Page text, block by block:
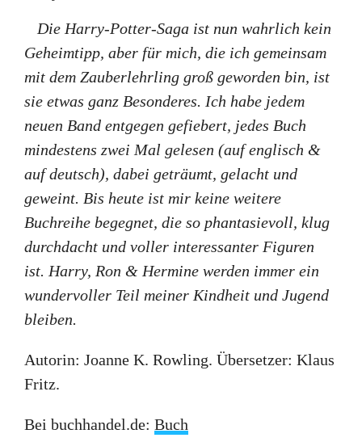
Die Harry-Potter-Saga ist nun wahrlich kein
Geheimtipp, aber für mich, die ich gemeinsam
mit dem Zauberlehrling groß geworden bin, ist
sie etwas ganz Besonderes. Ich habe jedem
neuen Band entgegen gefiebert, jedes Buch
mindestens zwei Mal gelesen (auf englisch &
auf deutsch), dabei geträumt, gelacht und
geweint. Bis heute ist mir keine weitere
Buchreihe begegnet, die so phantasievoll, klug
durchdacht und voller interessanter Figuren
ist. Harry, Ron & Hermine werden immer ein
wundervoller Teil meiner Kindheit und Jugend
bleiben.
Autorin: Joanne K. Rowling. Übersetzer: Klaus
Fritz.
Bei buchhandel.de: Buch